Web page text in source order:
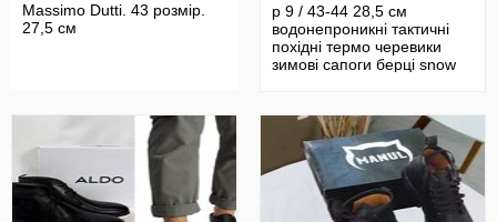
Massimo Dutti. 43 розмір.
27,5 см
р 9 / 43-44 28,5 см
водонепроникні тактичні
похідні термо черевики
зимові сапоги берці snow